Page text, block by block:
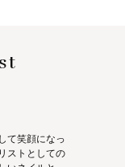
て笑顔になっ
ストとしての